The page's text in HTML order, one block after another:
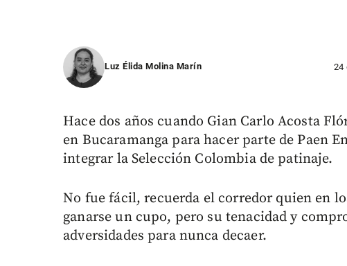
Luz Élida Molina Marín 24
Hace dos años cuando Gian Carlo Acosta
en Bucaramanga para hacer parte de Paen
integrar la Selección Colombia de patinaje.
No fue fácil, recuerda el corredor quien en
ganarse un cupo, pero su tenacidad y
adversidades para nunca decaer.